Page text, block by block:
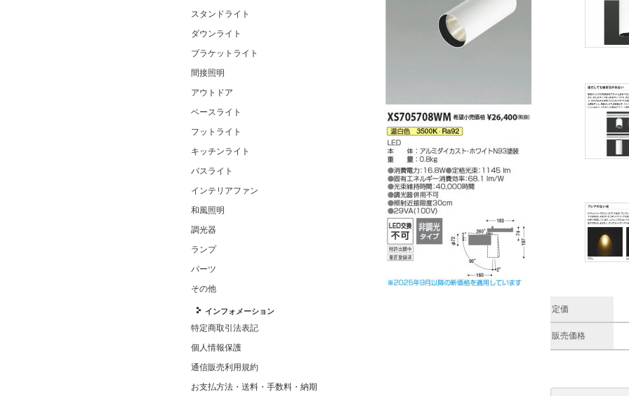
スタンドライト
ダウンライト
ブラケットライト
間接照明
アウトドア
ベースライト
フットライト
キッチンライト
バスライト
インテリアファン
和風照明
調光器
ランプ
パーツ
その他
インフォメーション
特定商取引法表記
個人情報保護
通信販売利用規約
お支払方法・送料・手数料・納期
定価
販売価格